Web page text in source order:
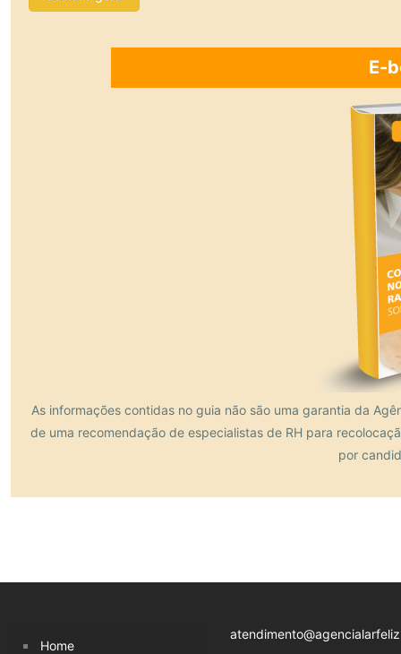
E-
As informações contidas no guia não são uma garantia da
de uma recomendação de especialistas de RH para
por
Home